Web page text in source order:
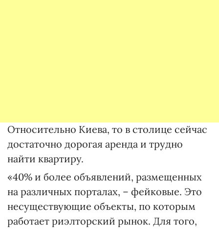
Относительно Киева, то в столице сейчас
достаточно дорогая аренда и трудно
найти квартиру.
«40% и более объявлений, размещенных
на различных порталах, – фейковые. Это
несуществующие объекты, по которым
работает риэлторский рынок. Для того,